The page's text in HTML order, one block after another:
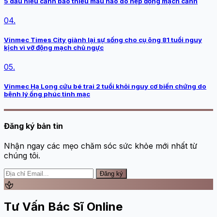
04.
Vinmec Times City giành lại sự sống cho cụ ông 81 tuổi nguy
kịch vì vỡ động mạch chủ ngực
05.
Vinmec Hạ Long cứu bé trai 2 tuổi khỏi nguy cơ biến chứng do
bệnh lý ống phúc tinh mạc
Đăng ký bản tin
Nhận ngay các mẹo chăm sóc sức khỏe mới nhất từ
chúng tôi.
Đăng ký
spa
Tư Vấn Bác Sĩ Online